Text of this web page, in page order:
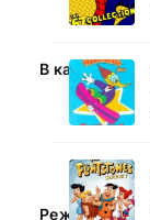
В качестве:
Режиссер: